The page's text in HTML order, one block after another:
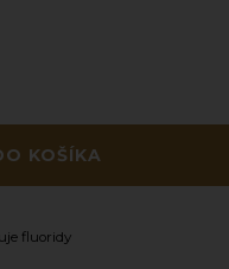
KOŠÍKA
fluoridy